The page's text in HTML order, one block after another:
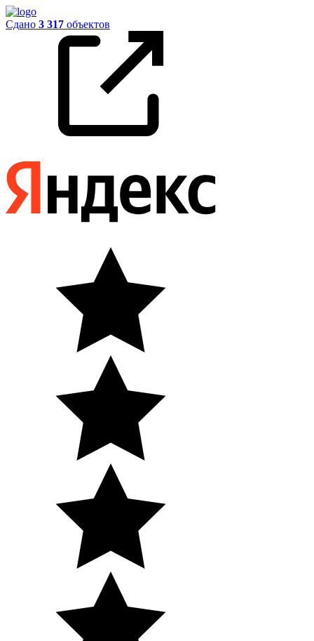
Сдано 3 317 объектов